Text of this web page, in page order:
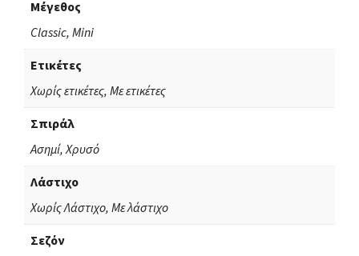
Μέγεθος
Classic, Mini
Ετικέτες
Χωρίς ετικέτες, Με ετικέτες
Σπιράλ
Ασημί, Χρυσό
Λάστιχο
Χωρίς Λάστιχο, Με λάστιχο
Σεζόν